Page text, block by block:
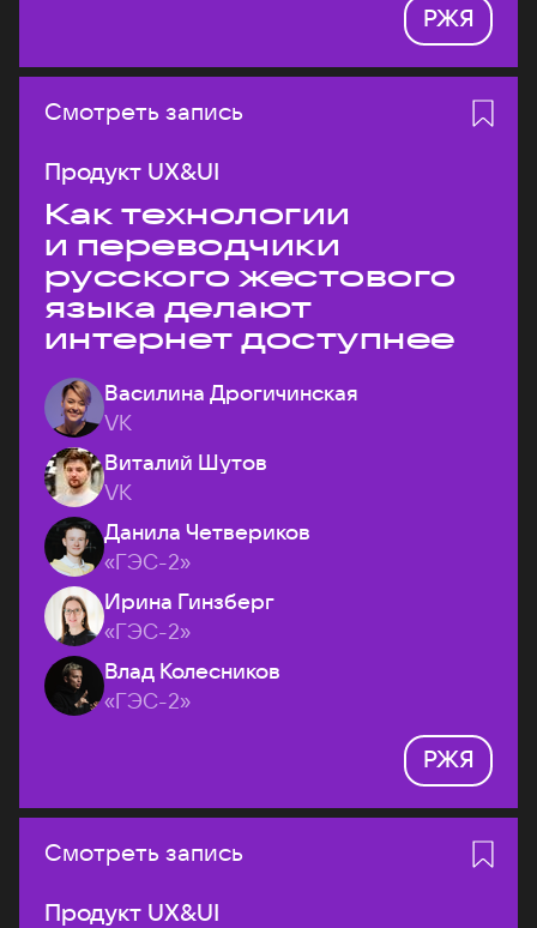
РЖЯ
Смотреть запись
Продукт UX&UI
Как технологии
и переводчики
русского жестового
языка делают
интернет доступнее
Василина Дрогичинская
VK
Виталий Шутов
VK
Данила Четвериков
«ГЭС-2»
Ирина Гинзберг
«ГЭС-2»
Влад Колесников
«ГЭС-2»
РЖЯ
Смотреть запись
Продукт UX&UI